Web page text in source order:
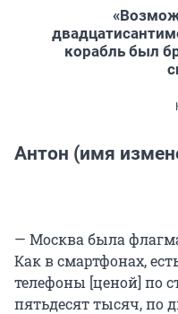
корабль был
Антон (имя
— Москва была
Как в смартфонах,
телефоны [ценой] по
пятьдесят тысяч, по